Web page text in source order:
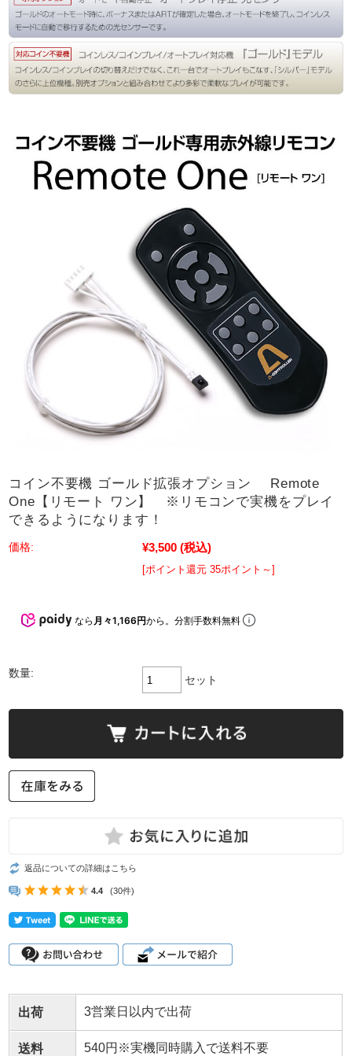
コイン不要機 ゴールド拡張オプション Remote
One【リモート ワン】 ※リモコンで実機をプレイ
できるようになります！
価格: ¥3,500 (税込)
[ポイント還元 35ポイント～]
なら 月々1,166円から。分割手数料無料
数量:
セット
返品についての詳細はこちら
4.4 (30件)
出荷 3営業日以内で出荷
送料 540円※実機同時購入で送料不要